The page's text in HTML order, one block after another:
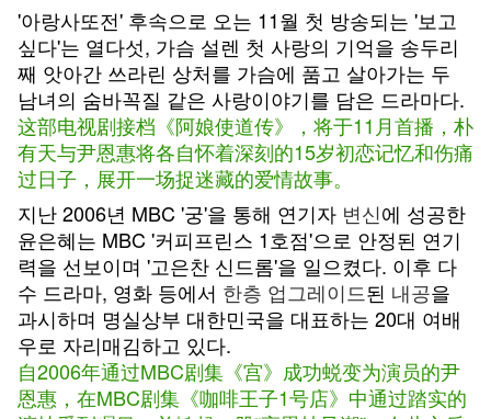
'아랑사또전' 후속으로 오는 11월 첫 방송되는 '보고
싶다'는 열다섯, 가슴 설렌 첫 사랑의 기억을 송두리
째 앗아간 쓰라린 상처를 가슴에 품고 살아가는 두
남녀의 숨바꼭질 같은 사랑이야기를 담은 드라마다.
这部电视剧接档《阿娘使道传》，将于11月首播，朴
有天与尹恩惠将各自怀着深刻的15岁初恋记忆和伤痛
过日子，展开一场捉迷藏的爱情故事。
지난 2006년 MBC '궁'을 통해 연기자 변신에 성공한
윤은혜는 MBC '커피프린스 1호점'으로 안정된 연기
력을 선보이며 '고은찬 신드롬'을 일으켰다. 이후 다
수 드라마, 영화 등에서 한층 업그레이드된 내공을
과시하며 명실상부 대한민국을 대표하는 20대 여배
우로 자리매김하고 있다.
自2006年通过MBC剧集《宫》成功蜕变为演员的尹
恩惠，在MBC剧集《咖啡王子1号店》中通过踏实的